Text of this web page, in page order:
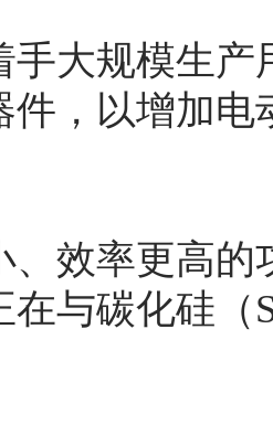
手大规模生
件，以增加
、效率更高
在与碳化硅